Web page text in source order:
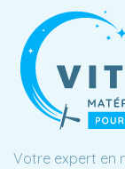
Votre expert en